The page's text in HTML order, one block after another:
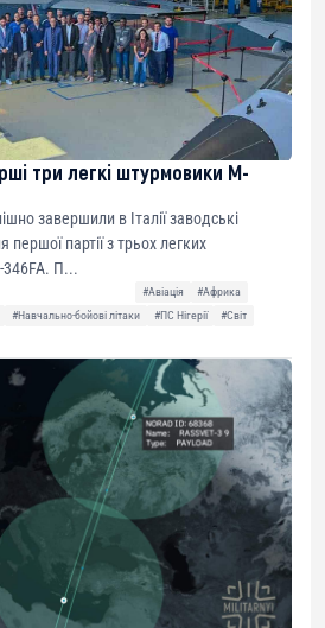
три легкі штурмовики M-
завершили в Італії заводські
партії з трьох легких
346FA. П...
#Авіація
#Африка
#Навчально-бойові літаки #ПС Нігерії
#Світ